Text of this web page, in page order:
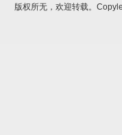
版权所无，欢迎转载。